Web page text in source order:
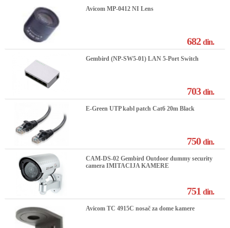
Avicom MP-0412 NI Lens
682din.
Gembird (NP-SW5-01) LAN 5-Port Switch
703din.
E-Green UTP kabl patch Cat6 20m Black
750din.
CAM-DS-02 Gembird Outdoor dummy security
camera IMITACIJA KAMERE
751din.
Avicom TC 4915C nosač za dome kamere